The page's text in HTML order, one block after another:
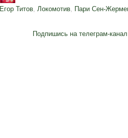
Егор Титов, Локомотив, Пари Сен-
Подпишись на телеграм-